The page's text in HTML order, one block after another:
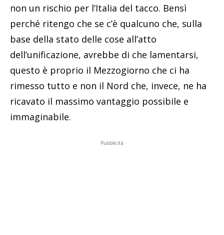
non un rischio per l’Italia del tacco. Bensì
perché ritengo che se c’è qualcuno che, sulla
base della stato delle cose all’atto
dell’unificazione, avrebbe di che lamentarsi,
questo è proprio il Mezzogiorno che ci ha
rimesso tutto e non il Nord che, invece, ne ha
ricavato il massimo vantaggio possibile e
immaginabile.
Pubblicità